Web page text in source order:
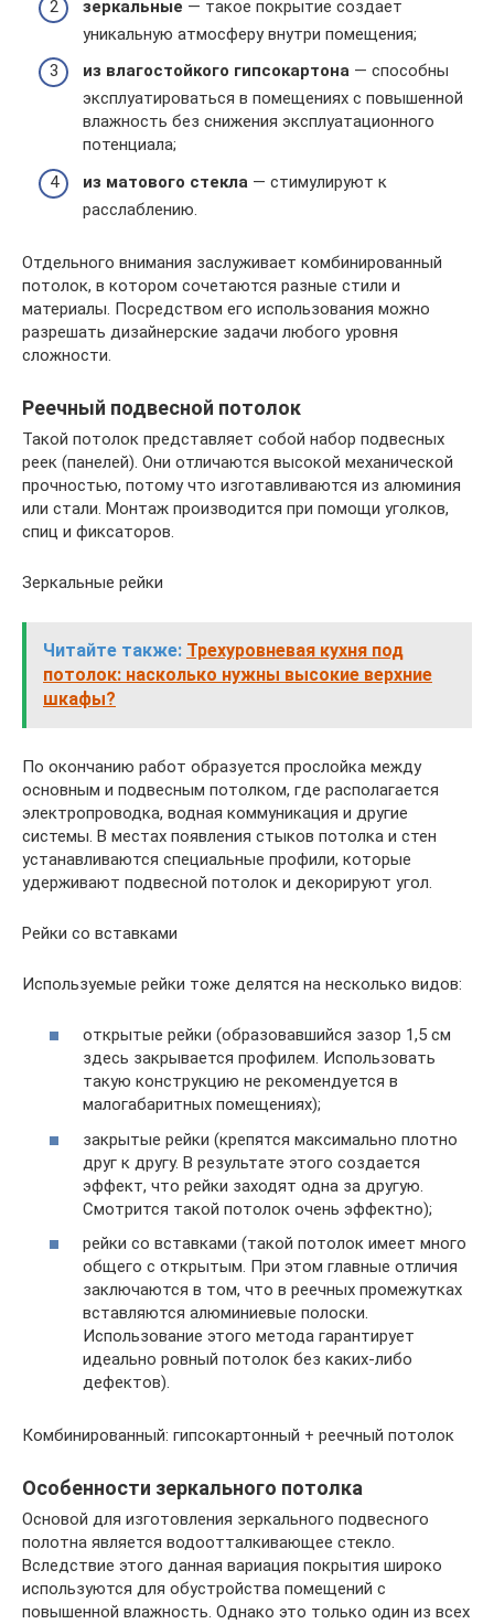
зеркальные — такое покрытие создает
уникальную атмосферу внутри помещения;
из влагостойкого гипсокартона — способны
эксплуатироваться в помещениях с повышенной
влажность без снижения эксплуатационного
потенциала;
из матового стекла — стимулируют к
расслаблению.
Отдельного внимания заслуживает комбинированный
потолок, в котором сочетаются разные стили и
материалы. Посредством его использования можно
разрешать дизайнерские задачи любого уровня
сложности.
Реечный подвесной потолок
Такой потолок представляет собой набор подвесных
реек (панелей). Они отличаются высокой механической
прочностью, потому что изготавливаются из алюминия
или стали. Монтаж производится при помощи уголков,
спиц и фиксаторов.
Зеркальные рейки
Читайте также: Трехуровневая кухня под
потолок: насколько нужны высокие верхние
шкафы?
По окончанию работ образуется прослойка между
основным и подвесным потолком, где располагается
электропроводка, водная коммуникация и другие
системы. В местах появления стыков потолка и стен
устанавливаются специальные профили, которые
удерживают подвесной потолок и декорируют угол.
Рейки со вставками
Используемые рейки тоже делятся на несколько видов:
открытые рейки (образовавшийся зазор 1,5 см
здесь закрывается профилем. Использовать
такую конструкцию не рекомендуется в
малогабаритных помещениях);
закрытые рейки (крепятся максимально плотно
друг к другу. В результате этого создается
эффект, что рейки заходят одна за другую.
Смотрится такой потолок очень эффектно);
рейки со вставками (такой потолок имеет много
общего с открытым. При этом главные отличия
заключаются в том, что в реечных промежутках
вставляются алюминиевые полоски.
Использование этого метода гарантирует
идеально ровный потолок без каких-либо
дефектов).
Комбинированный: гипсокартонный + реечный потолок
Особенности зеркального потолка
Основой для изготовления зеркального подвесного
полотна является водоотталкивающее стекло.
Вследствие этого данная вариация покрытия широко
используются для обустройства помещений с
повышенной влажность. Однако это только один из всех